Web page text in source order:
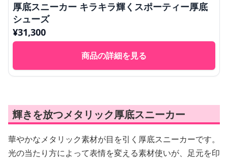
厚底スニーカー キラキラ輝くスポーティー厚底
シューズ
¥31,300
商品の詳細を見る
輝きを放つメタリック厚底スニーカー
華やかなメタリック素材が目を引く厚底スニーカーです。
光の当たり方によって表情を変える素材使いが、足元を印